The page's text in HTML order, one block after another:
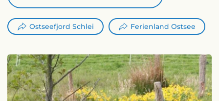
Ostseefjord Schlei Ferienland Ostsee